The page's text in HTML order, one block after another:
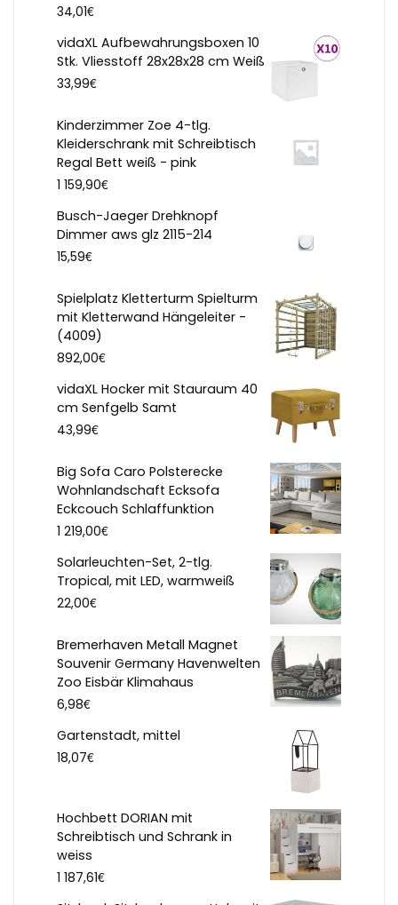
34,01€
vidaXL Aufbewahrungsboxen 10
Stk. Vliesstoff 28x28x28 cm Weiß
33,99€
Kinderzimmer Zoe 4-tlg.
Kleiderschrank mit Schreibtisch
Regal Bett weiß - pink
1 159,90€
Busch-Jaeger Drehknopf
Dimmer aws glz 2115-214
15,59€
Spielplatz Kletterturm Spielturm
mit Kletterwand Hängeleiter -
(4009)
892,00€
vidaXL Hocker mit Stauraum 40
cm Senfgelb Samt
43,99€
Big Sofa Caro Polsterecke
Wohnlandschaft Ecksofa
Eckcouch Schlaffunktion
1 219,00€
Solarleuchten-Set, 2-tlg.
Tropical, mit LED, warmweiß
22,00€
Bremerhaven Metall Magnet
Souvenir Germany Havenwelten
Zoo Eisbär Klimahaus
6,98€
Gartenstadt, mittel
18,07€
Hochbett DORIAN mit
Schreibtisch und Schrank in
weiss
1 187,61€